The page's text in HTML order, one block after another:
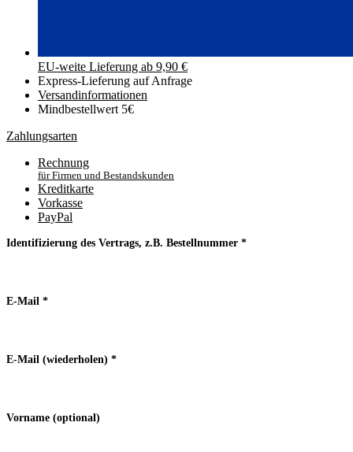
EU-weite Lieferung ab 9,90 €
Express-Lieferung auf Anfrage
Versand­informationen
Mindbestellwert 5€
Zahlungsarten
Rechnung
für Firmen und Bestandskunden
Kreditkarte
Vorkasse
PayPal
Identifizierung des Vertrags, z.B. Bestellnummer *
E-Mail *
E-Mail (wiederholen) *
Vorname (optional)